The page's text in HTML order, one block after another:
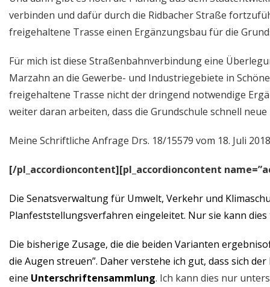
verbinden und dafür durch die Ridbacher Straße
freigehaltene Trasse einen Ergänzungsbau für die
Für mich ist diese Straßenbahnverbindung eine
Marzahn an die Gewerbe- und Industriegebiete in
freigehaltene Trasse nicht der dringend notwendige
weiter daran arbeiten, dass die Grundschule schnell
Meine Schriftliche Anfrage Drs. 18/15579 vom 18. Juli
[/pl_accordioncontent][pl_accordioncontent
Die Senatsverwaltung für Umwelt, Verkehr und
Planfeststellungsverfahren eingeleitet. Nur sie kann
Die bisherige Zusage, die die beiden Varianten
die Augen streuen”. Daher verstehe ich gut, dass sich
eine Unterschriftensammlung. Ich kann dies nur